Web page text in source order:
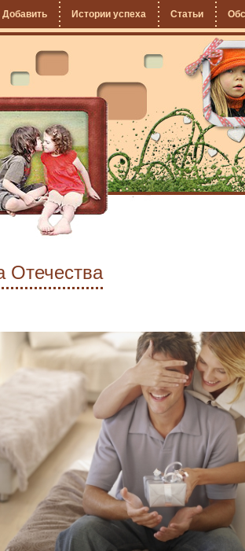
Добавить Истории успеха Статьи
Отечества